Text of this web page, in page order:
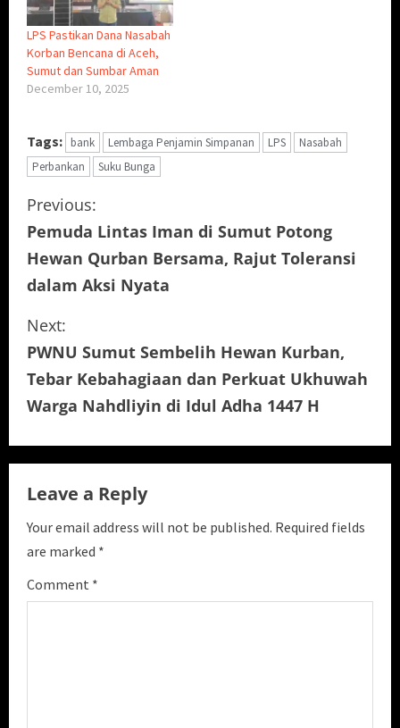
LPS Pastikan Dana Nasabah
Korban Bencana di Aceh,
Sumut dan Sumbar Aman
December 10, 2025
Tags: bank Lembaga Penjamin Simpanan LPS
Nasabah
Perbankan
Suku Bunga
C
o
n
t
i
n
e
R
e
a
Previous:
Pemuda Lintas Iman di Sumut Potong
Hewan Qurban Bersama, Rajut Toleransi
dalam Aksi Nyata
Next:
PWNU Sumut Sembelih Hewan Kurban,
Tebar Kebahagiaan dan Perkuat Ukhuwah
Warga Nahdliyin di Idul Adha 1447 H
Leave a Reply
Your email address will not be published. Required fields
are marked *
Comment *